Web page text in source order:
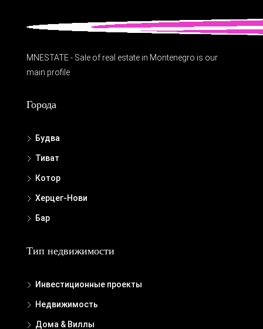
MNESTATE - Sale of real estate in Montenegro is our
main profile
Города
Будва
Тиват
Котор
Херцег-Нови
Бар
Тип недвижимости
Инвестиционные проекты
Недвижимость
Дома & Виллы